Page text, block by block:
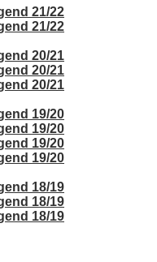
21/22
21/22
20/21
20/21
20/21
19/20
19/20
19/20
19/20
18/19
18/19
18/19